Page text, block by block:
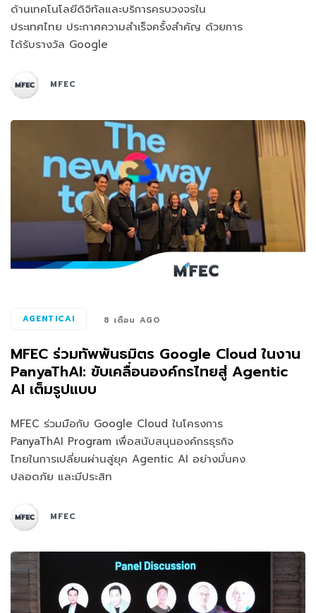
ด้านเทคโนโลยีดิจิทัลและบริการครบวงจรใน
ประเทศไทย ประกาศความสำเร็จครั้งสำคัญ ด้วยการ
ได้รับรางวัล Google
MFEC
AGENTICAI 8 เดือน AGO
MFEC ร่วมทัพพันธมิตร Google Cloud ในงาน
PanyaThAI: ขับเคลื่อนองค์กรไทยสู่ Agentic
AI เต็มรูปแบบ
MFEC ร่วมมือกับ Google Cloud ในโครงการ
PanyaThAI Program เพื่อสนับสนุนองค์กรธุรกิจ
ไทยในการเปลี่ยนผ่านสู่ยุค Agentic AI อย่างมั่นคง
ปลอดภัย และมีประสิท
MFEC